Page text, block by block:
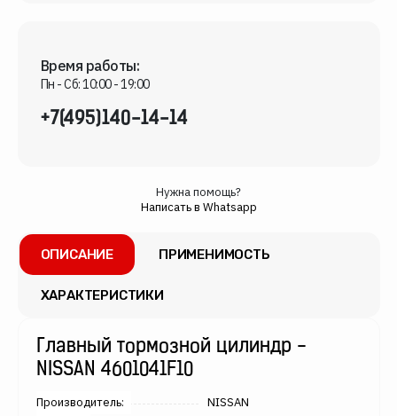
Время работы:
Пн - Сб: 10:00 - 19:00
+7(495)140-14-14
Нужна помощь?
Написать в Whatsapp
ОПИСАНИЕ ПРИМЕНИМОСТЬ
ХАРАКТЕРИСТИКИ
Главный тормозной цилиндр -
NISSAN 4601041F10
производитель:
NISSAN